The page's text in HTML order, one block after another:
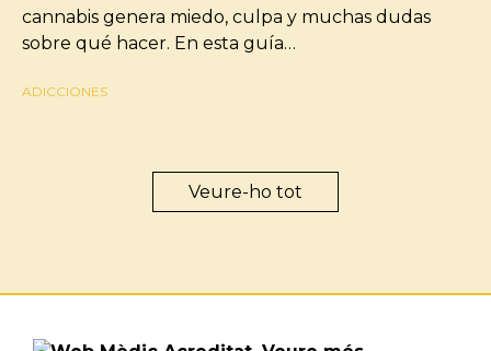
cannabis genera miedo, culpa y muchas dudas
sobre qué hacer. En esta guía…
ADICCIONES
Veure-ho tot